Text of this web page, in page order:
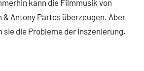
kann die Filmmusik von
& Antony Partos überzeugen. Aber
sie die Probleme der Inszenierung.